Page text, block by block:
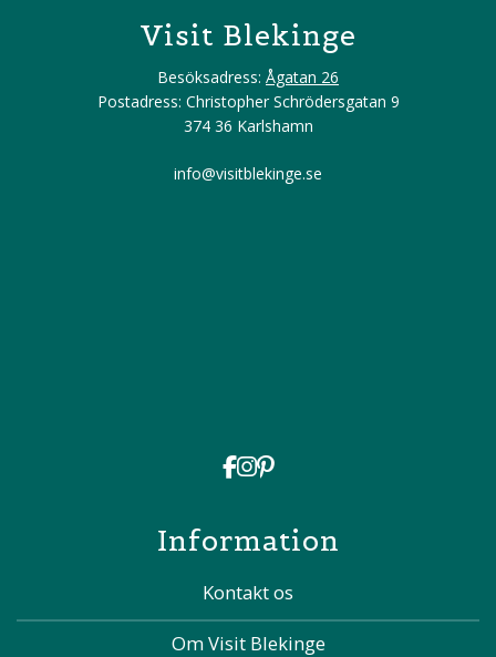
Visit Blekinge
Besöksadress: Ågatan 26
Postadress: Christopher Schrödersgatan 9
374 36 Karlshamn
info@visitblekinge.se
Information
Kontakt os
Om Visit Blekinge